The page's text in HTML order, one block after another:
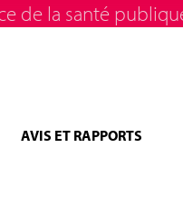
de la santé
AVIS ET RAPPORTS